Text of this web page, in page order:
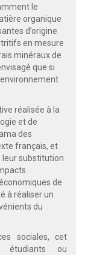
le
organique
d’origine
en mesure
minéraux de
que si
réalisée à la
et de
des
français, et
leur substitution
de
à réaliser un
du
sociales, cet
étudiants ou